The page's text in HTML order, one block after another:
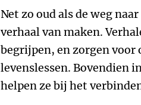
Net zo oud als de weg
verhaal van maken.
begrijpen, en zorgen
levenslessen. Bovendien
helpen ze bij het